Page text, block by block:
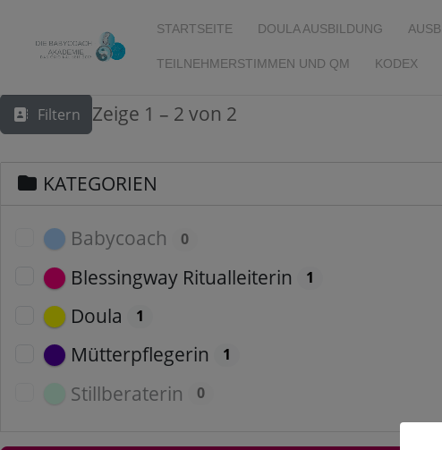
STARTSEITE DOULA AUSBILDUNG
TEILNEHMERSTIMMEN UND QM KODEX
Filtern Zeige 1 – 2 von 2
KATEGORIEN
Babycoach 0
Blessingway Ritualleiterin 1
Doula 1
Mütterpflegerin 1
Stillberaterin 0